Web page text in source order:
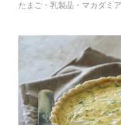
たまご・乳製品・マカダミ